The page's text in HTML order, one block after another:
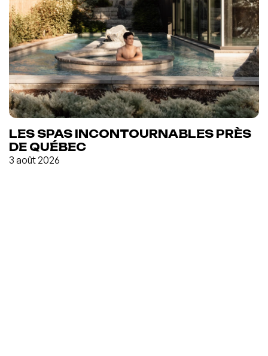
LES SPAS INCONTOURNABLES PRÈS
DE QUÉBEC
3 août 2026